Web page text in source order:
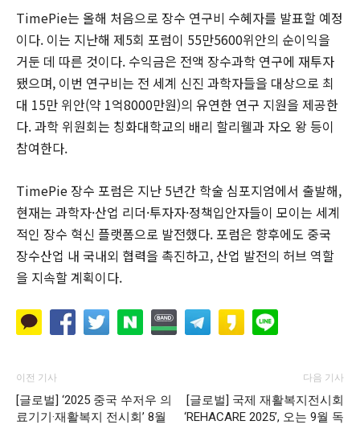
TimePie는 올해 처음으로 장수 연구비 수혜자를 발표할 예정
이다. 이는 지난해 제5회 포럼이 55만5600위안의 순이익을
거둔 데 따른 것이다. 수익금은 전액 장수과학 연구에 재투자
됐으며, 이번 연구비는 전 세계 신진 과학자들을 대상으로 최
대 15만 위안(약 1억8000만원)의 유연한 연구 지원을 제공한
다. 과학 위원회는 칭화대학교의 배리 할리웰과 자오 왕 등이
참여한다.
TimePie 장수 포럼은 지난 5년간 학술 심포지엄에서 출발해,
현재는 과학자·산업 리더·투자자·정책입안자들이 모이는 세계
적인 장수 혁신 플랫폼으로 발전했다. 포럼은 향후에도 중국
장수산업 내 국내외 협력을 촉진하고, 산업 발전의 허브 역할
을 지속할 계획이다.
이전 기사
[글로벌] ‘2025 중국 쑤저우 의
료기기·재활복지 전시회’ 8월
다음 기사
[글로벌] 국제 재활복지전시회
‘REHACARE 2025’, 오는 9월 독